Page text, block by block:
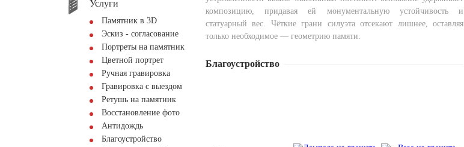
Услуги
Памятник в 3D
Эскиз - согласование
Портреты на памятник
Цветной портрет
Ручная гравировка
Гравировка с выездом
Ретушь на памятник
Восстановление фото
Антидождь
Благоустройство
композицию, придавая ей монументальную устойчивость и
статуарный вес. Чёткие грани силуэта отсекают лишнее, оставляя
только необходимое — геометрию памяти.
Благоустройство